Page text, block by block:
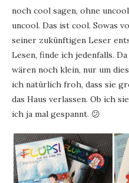
noch cool sagen, ohne
uncool. Das ist cool. Sowas
seiner zukünftigen Leser
Lesen, finde ich jedenfalls.
wären noch klein, nur um
ich natürlich froh, dass sie
das Haus verlassen. Ob ich
ich ja mal gespannt. 😕